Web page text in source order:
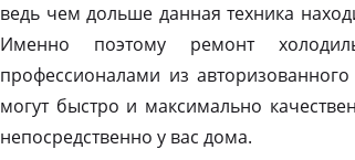
ведь чем дольше данная техника
Именно поэтому ремонт
профессионалами из
могут быстро и максимально
непосредственно у вас дома.